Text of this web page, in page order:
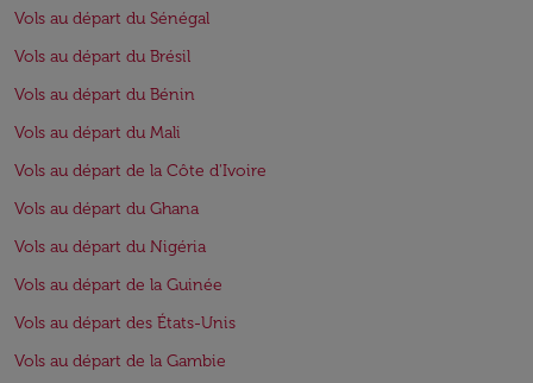
Vols au départ du Sénégal
Vols au départ du Brésil
Vols au départ du Bénin
Vols au départ du Mali
Vols au départ de la Côte d'Ivoire
Vols au départ du Ghana
Vols au départ du Nigéria
Vols au départ de la Guinée
Vols au départ des États-Unis
Vols au départ de la Gambie